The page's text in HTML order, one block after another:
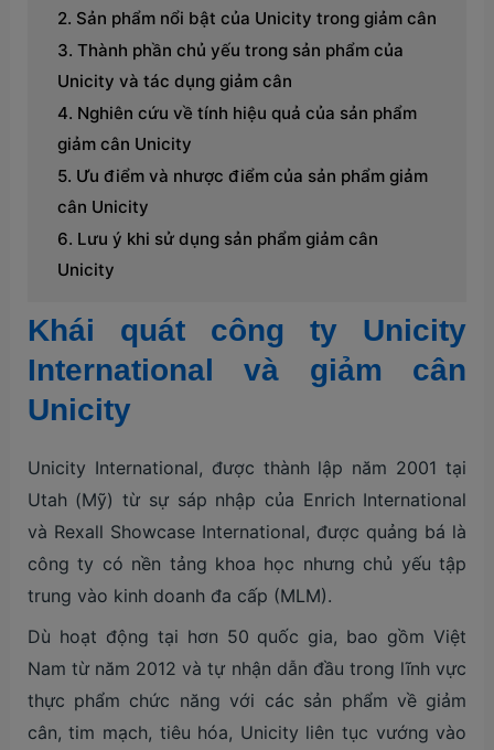
Sản phẩm nổi bật của Unicity trong giảm cân
Thành phần chủ yếu trong sản phẩm của
Unicity và tác dụng giảm cân
Nghiên cứu về tính hiệu quả của sản phẩm
giảm cân Unicity
Ưu điểm và nhược điểm của sản phẩm giảm
cân Unicity
Lưu ý khi sử dụng sản phẩm giảm cân
Unicity
Khái quát công ty Unicity
International và giảm cân
Unicity
Unicity International, được thành lập năm 2001 tại
Utah (Mỹ) từ sự sáp nhập của Enrich International
và Rexall Showcase International, được quảng bá là
công ty có nền tảng khoa học nhưng chủ yếu tập
trung vào kinh doanh đa cấp (MLM).
Dù hoạt động tại hơn 50 quốc gia, bao gồm Việt
Nam từ năm 2012 và tự nhận dẫn đầu trong lĩnh vực
thực phẩm chức năng với các sản phẩm về giảm
cân, tim mạch, tiêu hóa, Unicity liên tục vướng vào